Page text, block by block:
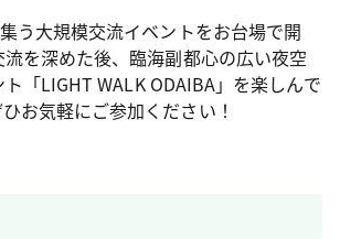
う大規模交流イベントをお台場で開
を深めた後、臨海副都心の広い夜空
「LIGHT WALK ODAIBA」を楽しんで
お気軽にご参加ください！